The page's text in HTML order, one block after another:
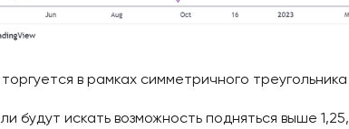
в рамках симметричного
будут искать возможность подняться выше